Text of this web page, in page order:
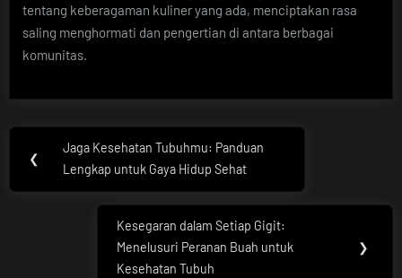
tentang keberagaman kuliner yang ada, menciptakan rasa
saling menghormati dan pengertian di antara berbagai
komunitas.
Post
navigation
❮
Previous
Post:
Jaga Kesehatan Tubuhmu: Panduan
Lengkap untuk Gaya Hidup Sehat
Next
Post:
Kesegaran dalam Setiap Gigit:
Menelusuri Peranan Buah untuk
Kesehatan Tubuh
❯